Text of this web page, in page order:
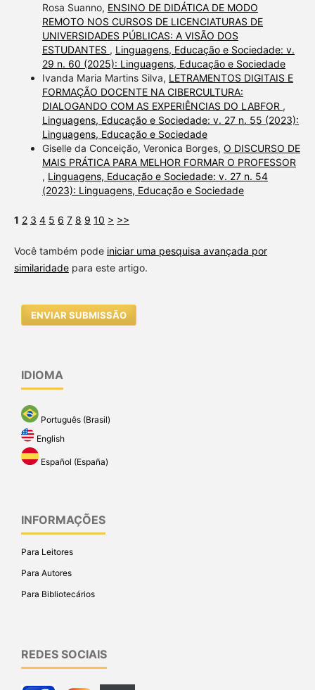
Rosa Suanno, ENSINO DE DIDÁTICA DE MODO
REMOTO NOS CURSOS DE LICENCIATURAS DE
UNIVERSIDADES PÚBLICAS: A VISÃO DOS
ESTUDANTES , Linguagens, Educação e Sociedade: v.
29 n. 60 (2025): Linguagens, Educação e Sociedade
Ivanda Maria Martins Silva, LETRAMENTOS DIGITAIS E
FORMAÇÃO DOCENTE NA CIBERCULTURA:
DIALOGANDO COM AS EXPERIÊNCIAS DO LABFOR ,
Linguagens, Educação e Sociedade: v. 27 n. 55 (2023):
Linguagens, Educação e Sociedade
Giselle da Conceição, Veronica Borges, O DISCURSO DE
MAIS PRÁTICA PARA MELHOR FORMAR O PROFESSOR
, Linguagens, Educação e Sociedade: v. 27 n. 54
(2023): Linguagens, Educação e Sociedade
1 2 3 4 5 6 7 8 9 10 > >>
Você também pode iniciar uma pesquisa avançada por
similaridadepara este artigo.
ENVIAR SUBMISSÃO
IDIOMA
Português (Brasil)
English
Español (España)
INFORMAÇÕES
Para Leitores
Para Autores
Para Bibliotecários
REDES SOCIAIS